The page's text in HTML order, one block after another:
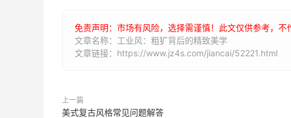
免责声明：市场有风险，选择需谨慎！此文仅供参考，不
文章名称：工业风：粗犷背后的精致美学
文章链接：https://www.jz4s.com/jiancai/52221.html
上一篇
美式复古风格常见问题解答